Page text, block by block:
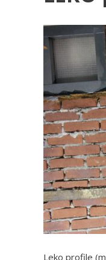
Leko profile